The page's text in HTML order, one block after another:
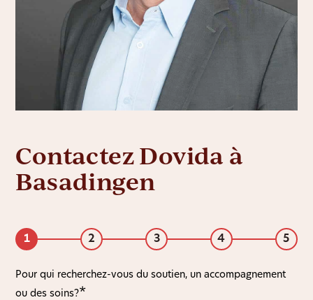
Contactez Dovida à
Basadingen
1 2 3 4 5
Pour qui recherchez-vous du soutien, un accompagnement
ou des soins?